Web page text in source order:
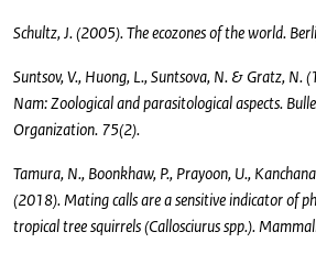
Schultz, J. (2005). The ecozones of the world.
Suntsov, V., Huong, L., Suntsova, N. & Gratz, N.
Nam: Zoological and parasitological aspects.
Organization. 75(2).
Tamura, N., Boonkhaw, P., Prayoon, U.,
(2018). Mating calls are a sensitive indicator of
tropical tree squirrels (Callosciurus spp.).